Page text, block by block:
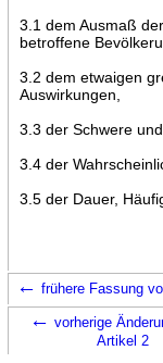
3.1 dem Ausmaß
betroffene
3.2 dem etwaigen
Auswirkungen,
3.3 der Schwere
3.4 der
3.5 der Dauer,
← frühere Fassung
← vorherige
Artikel 2